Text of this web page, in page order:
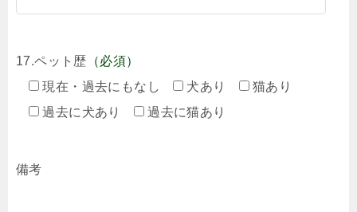
17.ペット歴 （必須）
現在・過去にもなし
犬あり
猫あり
過去に犬あり
過去に猫あり
備考